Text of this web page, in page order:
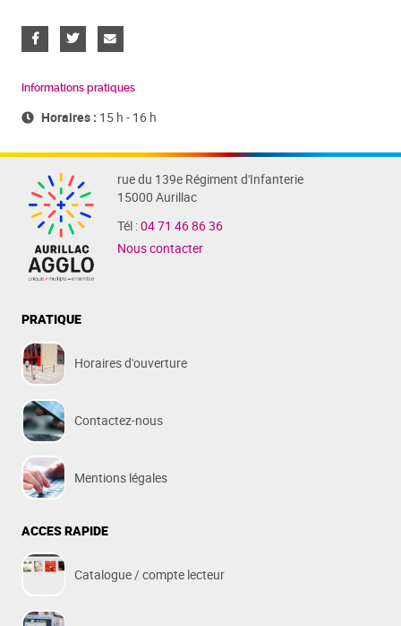
Informations pratiques
Horaires : 15 h - 16 h
rue du 139e Régiment d'Infanterie
15000 Aurillac
Tél :04 71 46 86 36
Nous contacter
PRATIQUE
Horaires d'ouverture
Contactez-nous
Mentions légales
ACCES RAPIDE
Catalogue / compte lecteur